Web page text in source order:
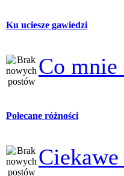
Ku uciesze gawiedzi
Co mnie
Polecane różności